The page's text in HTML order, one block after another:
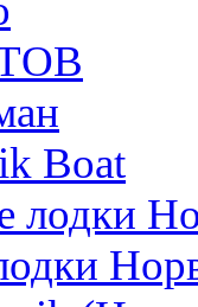
Boat
лодки